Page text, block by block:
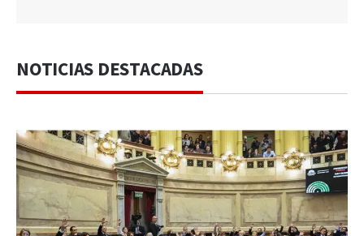
NOTICIAS DESTACADAS